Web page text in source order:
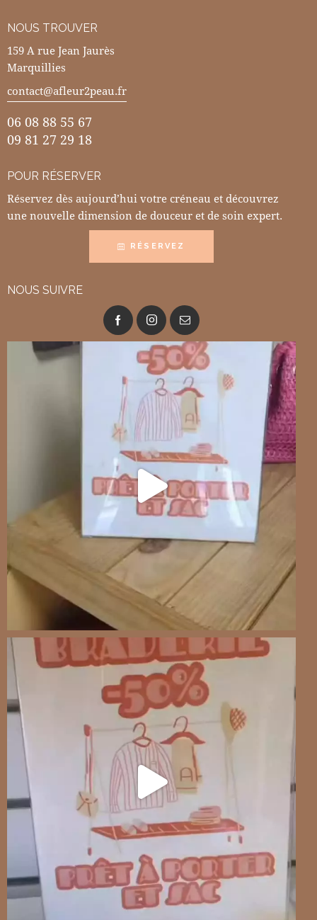
NOUS TROUVER
159 A rue Jean Jaurès
Marquillies
contact@afleur2peau.fr
06 08 88 55 67
09 81 27 29 18
POUR RÉSERVER
Réservez dès aujourd’hui votre créneau et découvrez
une nouvelle dimension de douceur et de soin expert.
RÉSERVEZ
NOUS SUIVRE